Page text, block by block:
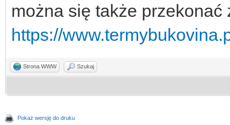
można się także przekonać
https://
Strona WWW Szukaj
Pokaż wersję do druku